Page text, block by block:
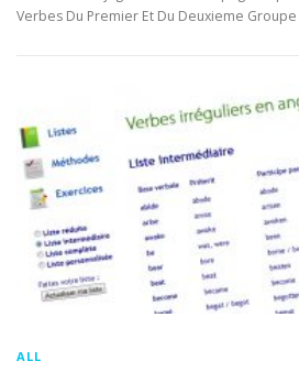
Verbes Du Premier Et Du Deuxieme
ALL